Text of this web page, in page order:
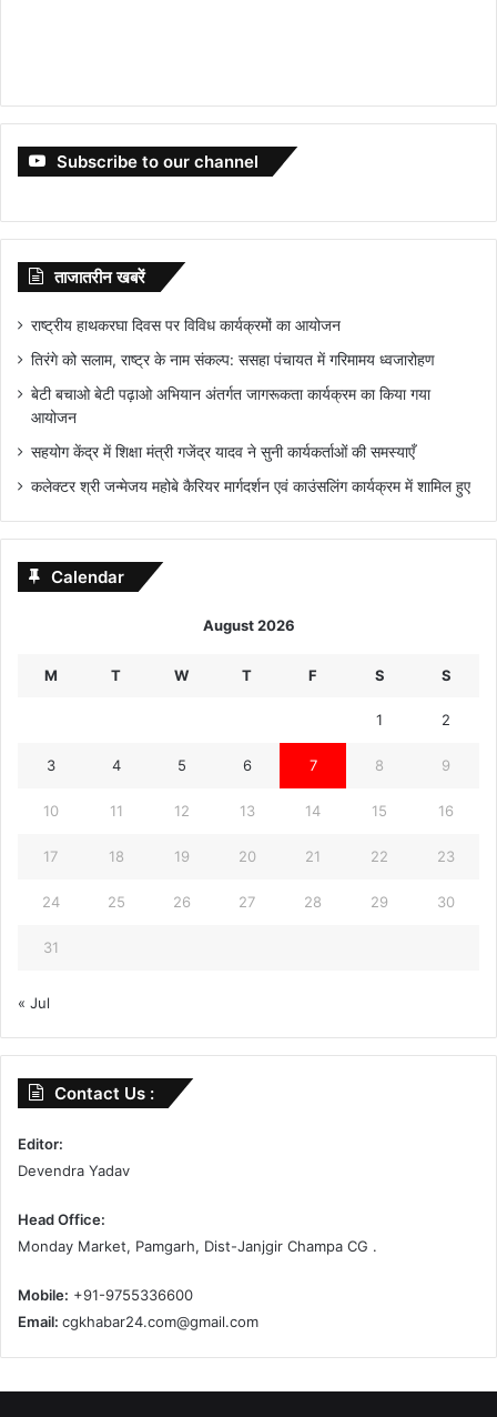
Subscribe to our channel
ताजातरीन खबरें
राष्ट्रीय हाथकरघा दिवस पर विविध कार्यक्रमों का आयोजन
तिरंगे को सलाम, राष्ट्र के नाम संकल्प: ससहा पंचायत में गरिमामय ध्वजारोहण
बेटी बचाओ बेटी पढ़ाओ अभियान अंतर्गत जागरूकता कार्यक्रम का किया गया
आयोजन
सहयोग केंद्र में शिक्षा मंत्री गजेंद्र यादव ने सुनी कार्यकर्ताओं की समस्याएँ
कलेक्टर श्री जन्मेजय महोबे कैरियर मार्गदर्शन एवं काउंसलिंग कार्यक्रम में शामिल हुए
Calendar
August 2026
M T W T F S S
1 2
3 4 5 6 7 8 9
10 11 12 13 14 15 16
17 18 19 20 21 22 23
24 25 26 27 28 29 30
31
« Jul
Contact Us :
Editor:
Devendra Yadav
Head Office:
Monday Market, Pamgarh, Dist-Janjgir Champa CG .
Mobile: +91-9755336600
Email: cgkhabar24.com@gmail.com